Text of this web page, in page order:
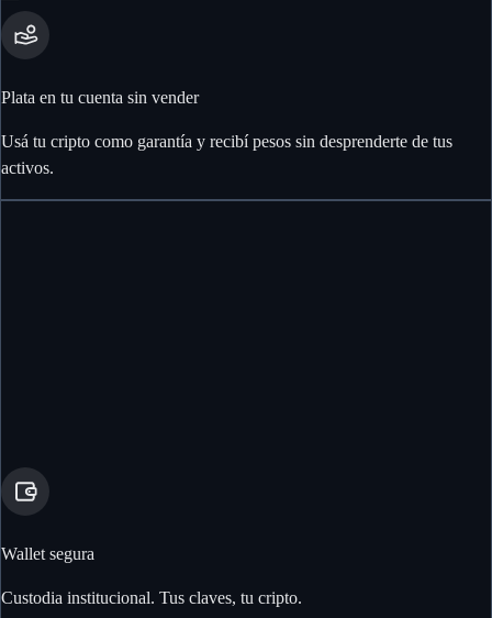
Plata en tu cuenta sin vender
Usá tu cripto como garantía y recibí pesos sin desprenderte de tus
activos.
Wallet segura
Custodia institucional. Tus claves, tu cripto.